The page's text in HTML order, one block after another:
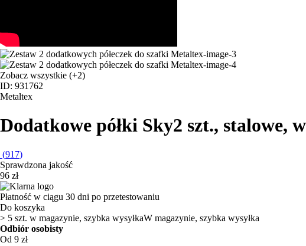
Zobacz wszystkie (+2)
ID: 931762
Metaltex
Dodatkowe półki Sky2 szt., stalowe,
(917)
Sprawdzona jakość
96 zł
Płatność w ciągu 30 dni po przetestowaniu
Do koszyka
> 5 szt. w magazynie, szybka wysyłkaW magazynie, szybka wysyłka
Odbiór osobisty
Od 9 zł